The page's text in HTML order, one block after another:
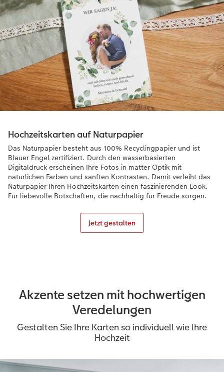
Hochzeitskarten auf Naturpapier
Das Naturpapier besteht aus 100% Recyclingpapier und ist
Blauer Engel zertifiziert. Durch den wasserbasierten
Digitaldruck erscheinen Ihre Fotos in matter Optik mit
natürlichen Farben und sanften Kontrasten. Damit verleiht das
Naturpapier Ihren Hochzeitskarten einen faszinierenden Look.
Für liebevolle Botschaften, die nachhaltig für Freude sorgen.
Jetzt gestalten
Akzente setzen mit hochwertigen
Veredelungen
Gestalten Sie Ihre Karten so individuell wie Ihre
Hochzeit